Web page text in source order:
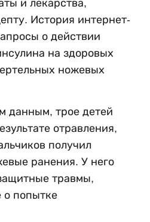
и лекарства,
История интернет-
о действии
на здоровых
ножевых
данным, трое детей
отравления,
получил
ранения. У него
травмы,
о попытке